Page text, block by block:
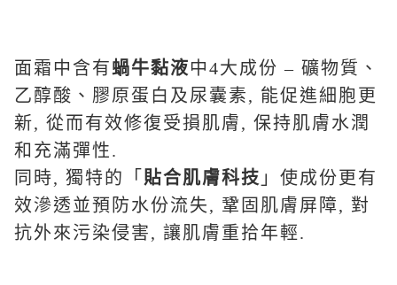
面霜中含有蝸牛黏液中4大成份 – 礦物質、
乙醇酸、膠原蛋白及尿囊素, 能促進細胞更
新, 從而有效修復受損肌膚, 保持肌膚水潤
和充滿彈性.
同時, 獨特的「 貼合肌膚科技 」使成份更有
效滲透並預防水份流失, 鞏固肌膚屏障, 對
抗外來污染侵害, 讓肌膚重拾年輕.